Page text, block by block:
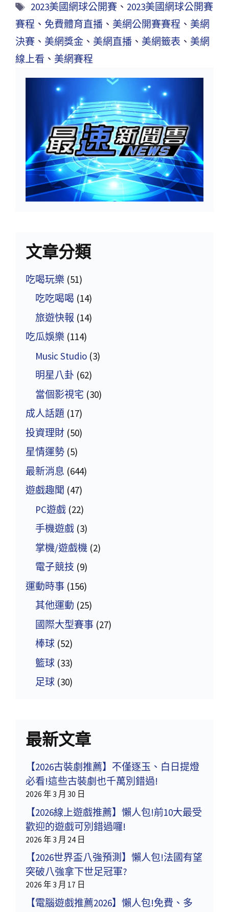
2023美國網球公開賽 、 2023美國網球公開賽
賽程 、 免費體育直播 、 美網公開賽賽程 、 美網
決賽 、 美網獎金 、 美網直播 、 美網籤表 、 美網
線上看 、 美網賽程
文章分類
吃喝玩樂 (51)
吃吃喝喝 (14)
旅遊快報 (14)
吃瓜娛樂 (114)
Music Studio (3)
明星八卦 (62)
當個影視宅 (30)
成人話題 (17)
投資理財 (50)
星情運勢 (5)
最新消息 (644)
遊戲趣聞 (47)
PC遊戲 (22)
手機遊戲 (3)
掌機/遊戲機 (2)
電子競技 (9)
運動時事 (156)
其他運動 (25)
國際大型賽事 (27)
棒球 (52)
籃球 (33)
足球 (30)
最新文章
【2026古裝劇推薦】不僅逐玉、白日提燈
必看!這些古裝劇也千萬別錯過!
2026 年 3 月 30 日
【2026線上遊戲推薦】懶人包!前10大最受
歡迎的遊戲可別錯過囉!
2026 年 3 月 24 日
【2026世界盃八強預測】懶人包!法國有望
突破八強拿下世足冠軍?
2026 年 3 月 17 日
【電腦遊戲推薦2026】懶人包!免費、多